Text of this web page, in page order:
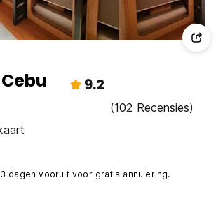
9.2
(102 Recensies)
dagen vooruit voor gratis annulering.